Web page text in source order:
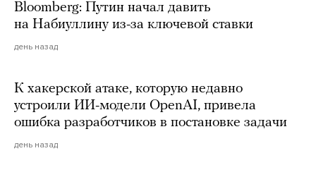
Bloomberg: Путин начал давить
на Набиуллину из-за ключевой ставки
день назад
К хакерской атаке, которую недавно
устроили ИИ-модели OpenAI, привела
ошибка разработчиков в постановке задачи
день назад